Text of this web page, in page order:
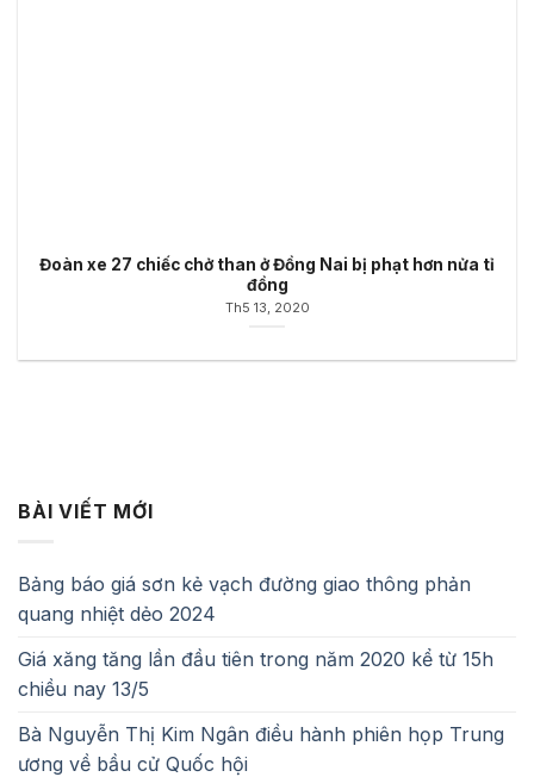
Đoàn xe 27 chiếc chở than ở Đồng Nai bị phạt hơn nửa tỉ
đồng
Th5 13, 2020
BÀI VIẾT MỚI
Bảng báo giá sơn kẻ vạch đường giao thông phản
quang nhiệt dẻo 2024
Giá xăng tăng lần đầu tiên trong năm 2020 kể từ 15h
chiều nay 13/5
Bà Nguyễn Thị Kim Ngân điều hành phiên họp Trung
ương về bầu cử Quốc hội